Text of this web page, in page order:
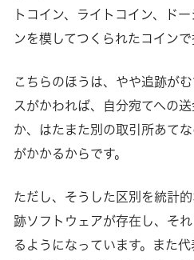
トコイン、ライトコイン、ド
ンを模してつくられたコインで
こちらのほうは、やや追跡が
スがかわれば、自分宛てへの
か、はたまた別の取引所あて
がかかるからです。
ただし、そうした区別を統計
跡ソフトウェアが存在し、そ
るようになっています。また